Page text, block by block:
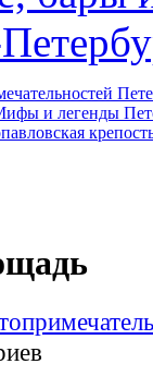
и легенды